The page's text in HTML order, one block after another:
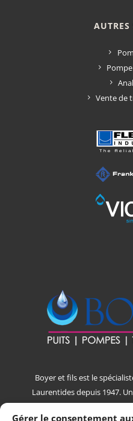
Gérer le consentement
AUTRES
Vente de
Boyer et fils est le
Laurentides depuis 1947.
se démarquer par la qualité